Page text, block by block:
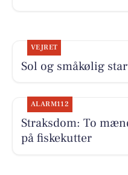
VEJRET
Sol og småkølig
ALARM112
Straksdom: To
på fiskekutter